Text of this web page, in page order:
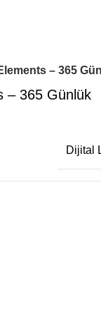
– 365
– 365 Günlük
Dijital